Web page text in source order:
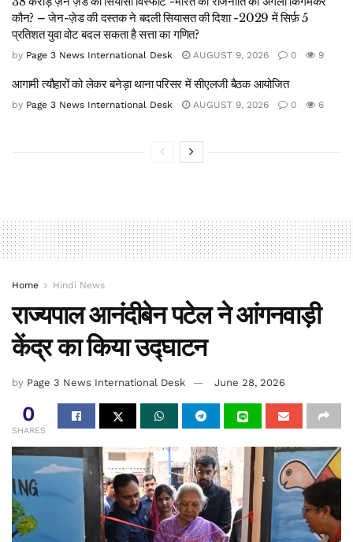
कौन? – जेन-ज़ेड की दस्तक ने बदली सियासत की दिशा -2029 में सिर्फ़ 5
प्रतिशत युवा वोट बदल सकता है सत्ता का गणित?
by Page 3 News International Desk AUGUST 9, 2026 0 9
आगामी त्यौहारों को लेकर बनेड़ा थाना परिसर में सीएलजी बैठक आयोजित
by Page 3 News International Desk AUGUST 9, 2026 0 6
Home Hindi News
राज्यपाल आनंदीबेन पटेल ने आंगनवाड़ी
केंद्र का किया उद्घाटन
by Page 3 News International Desk June 28, 2026
0
SHARES